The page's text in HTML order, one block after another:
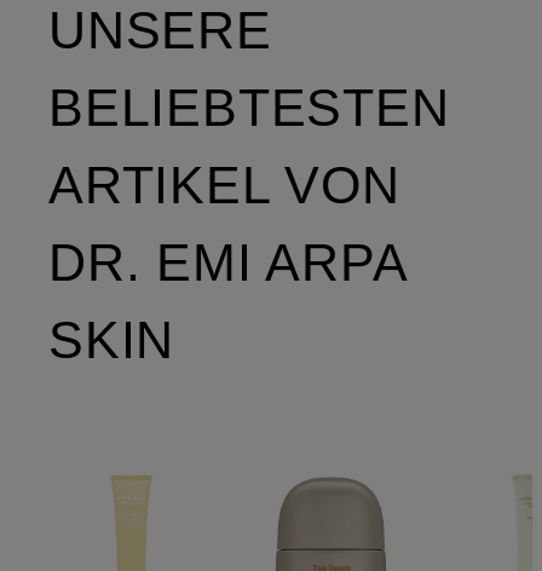
UNSERE
BELIEBTESTEN
ARTIKEL VON
DR. EMI ARPA
SKIN